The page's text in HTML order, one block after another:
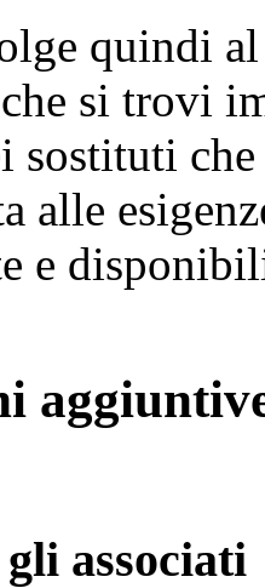
quindi
si trovi
sostituti
alle
e
associati